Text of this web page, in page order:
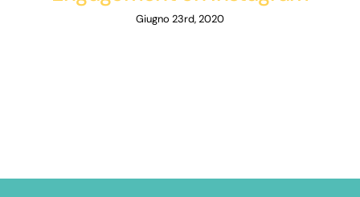
Giugno 23rd, 2020